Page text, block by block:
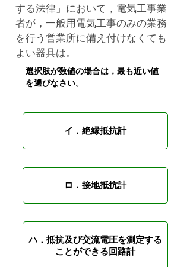
する法律」において，電気工事業
者が，一般用電気工事のみの業務
を行う営業所に備え付けなくても
よい器具は。
選択肢が数値の場合は，最も近い値
を選びなさい。
イ．絶縁抵抗計
ロ．接地抵抗計
ハ．抵抗及び交流電圧を測定する
ことができる回路計